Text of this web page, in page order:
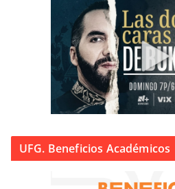
UFG. Beneficios Académicos